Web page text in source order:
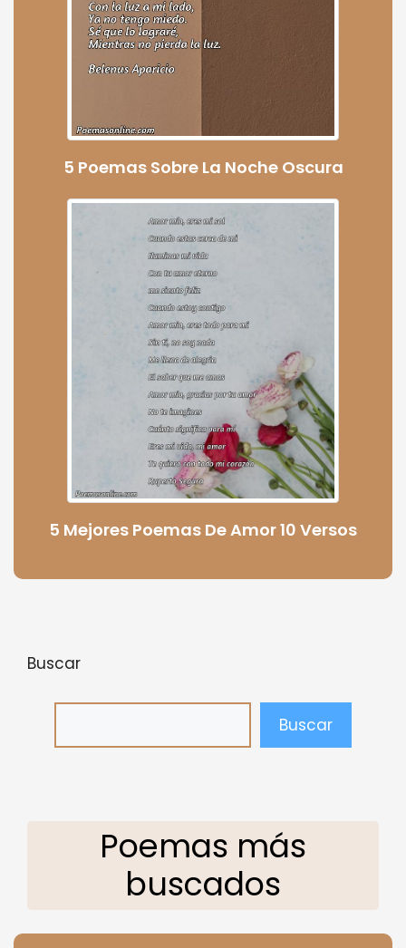
5 Poemas Sobre La Noche Oscura
5 Mejores Poemas De Amor 10 Versos
Buscar
Buscar
Poemas más
buscados